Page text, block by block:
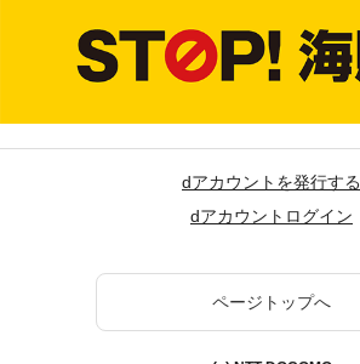
dアカウントを発行する
dアカウントログイン
ページトップへ